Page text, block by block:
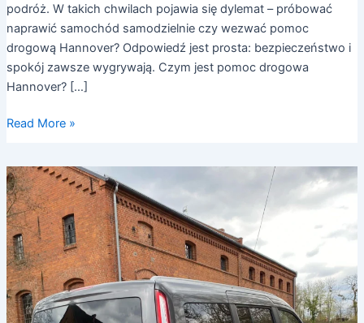
podróż. W takich chwilach pojawia się dylemat – próbować
naprawić samochód samodzielnie czy wezwać pomoc
drogową Hannover? Odpowiedź jest prosta: bezpieczeństwo i
spokój zawsze wygrywają. Czym jest pomoc drogowa
Hannover? […]
Read More »
Pomoc
drogowa
Hannover
–
jak
przebiega
współpraca
z